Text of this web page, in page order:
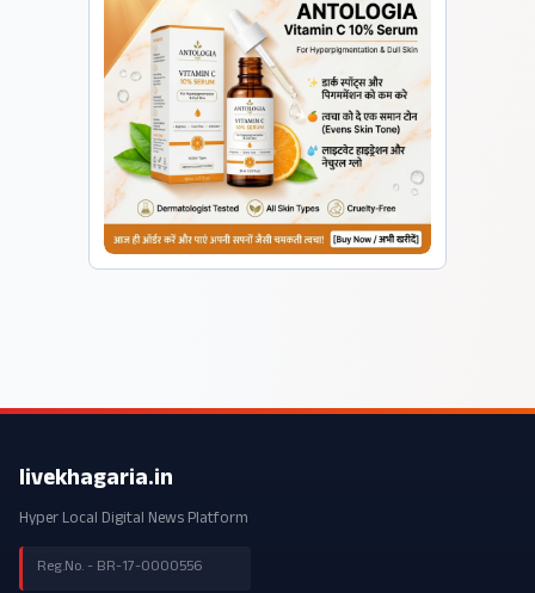
livekhagaria.in
Hyper Local Digital News Platform
Reg.No. - BR-17-0000556